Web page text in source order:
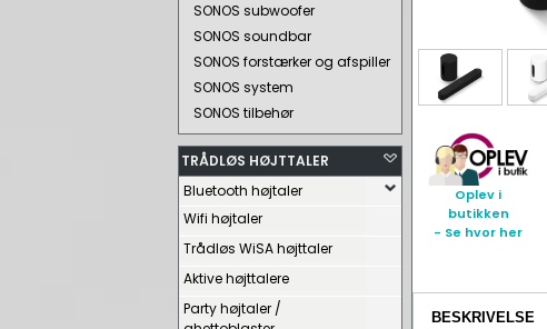
SONOS subwoofer
SONOS soundbar
SONOS forstærker og afspiller
SONOS system
SONOS tilbehør
TRÅDLØS HØJTTALER
Bluetooth højtaler
Wifi højtaler
Trådløs WiSA højttaler
Aktive højttalere
Party højtaler /
Oplev i
butikken
- Se hvor her
BESKRIVELSE